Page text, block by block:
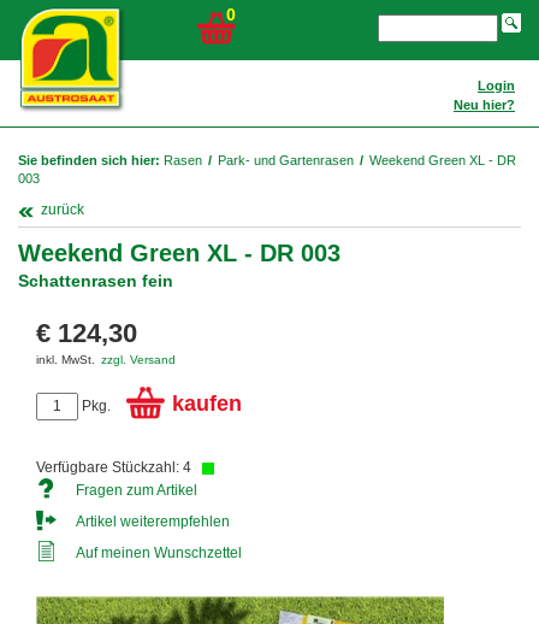
0
Login
Neu hier?
Sie befinden sich hier: Rasen / Park- und Gartenrasen / Weekend Green XL - DR
003
zurück
Weekend Green XL - DR 003
Schattenrasen fein
€ 124,30
inkl. MwSt. zzgl. Versand
Pkg. kaufen
Verfügbare Stückzahl: 4
Fragen zum Artikel
Artikel weiterempfehlen
Auf meinen Wunschzettel